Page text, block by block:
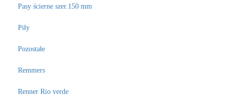
Pasy ścierne szer.150 mm
Piły
Pozostałe
Remmers
Renner Rio verde